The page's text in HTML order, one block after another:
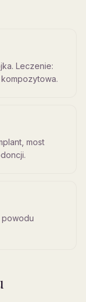
Leczenie:
most
powodu